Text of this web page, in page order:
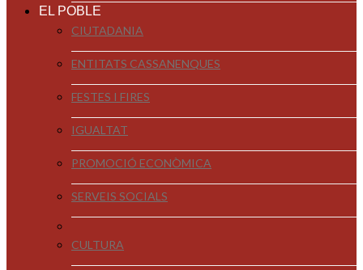
EL POBLE
CIUTADANIA
ENTITATS CASSANENQUES
FESTES I FIRES
IGUALTAT
PROMOCIÓ ECONÒMICA
SERVEIS SOCIALS
CULTURA